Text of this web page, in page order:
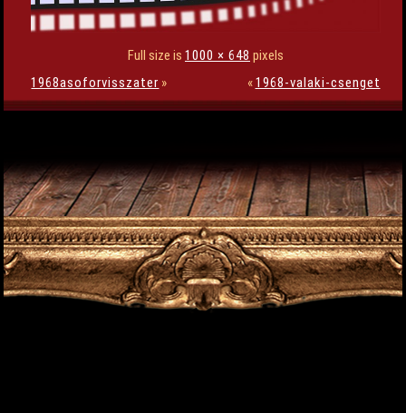
Full size is 1000 × 648 pixels
1968asoforvisszater » «1968-valaki-csenget